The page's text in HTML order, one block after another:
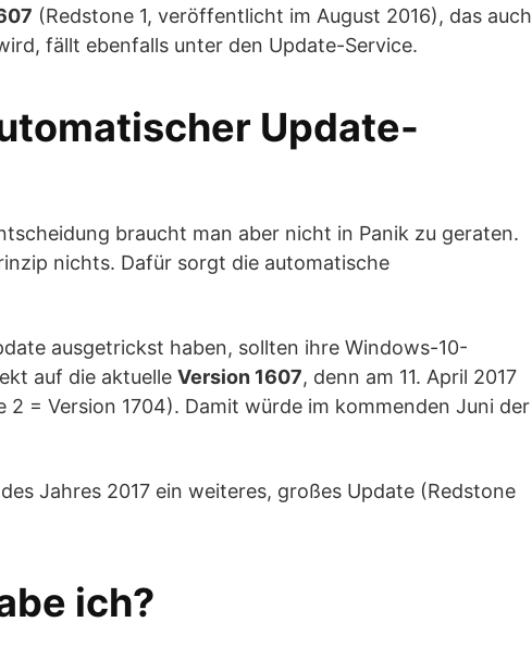
(Redstone 1, veröffentlicht im August 2016), das auch
fällt ebenfalls unter den Update-Service.
Update-
braucht man aber nicht in Panik zu geraten.
nichts. Dafür sorgt die automatische
ausgetrickst haben, sollten ihre Windows-10-
auf die aktuelle Version 1607, denn am 11. April 2017
2 = Version 1704). Damit würde im kommenden Juni der
Jahres 2017 ein weiteres, großes Update (Redstone
ich?